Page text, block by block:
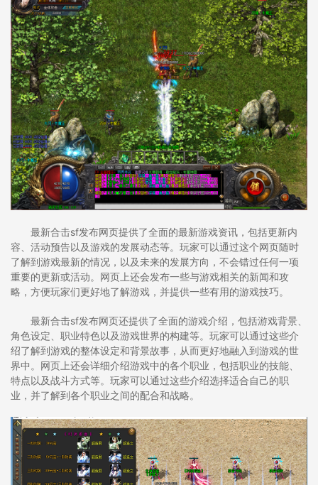
最新合击sf发布网页提供了全面的最新游戏资讯，包括更新内
容、活动预告以及游戏的发展动态等。玩家可以通过这个网页随时
了解到游戏最新的情况，以及未来的发展方向，不会错过任何一项
重要的更新或活动。网页上还会发布一些与游戏相关的新闻和攻
略，方便玩家们更好地了解游戏，并提供一些有用的游戏技巧。
最新合击sf发布网页还提供了全面的游戏介绍，包括游戏背景、
角色设定、职业特色以及游戏世界的构建等。玩家可以通过这些介
绍了解到游戏的整体设定和背景故事，从而更好地融入到游戏的世
界中。网页上还会详细介绍游戏中的各个职业，包括职业的技能、
特点以及战斗方式等。玩家可以通过这些介绍选择适合自己的职
业，并了解到各个职业之间的配合和战略。